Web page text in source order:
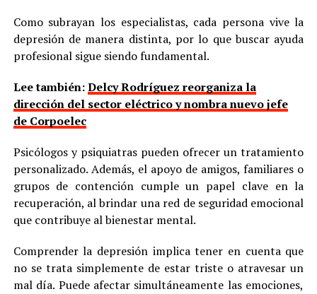
Como subrayan los especialistas, cada persona vive la
depresión de manera distinta, por lo que buscar ayuda
profesional sigue siendo fundamental.
Lee también:Delcy Rodríguez reorganiza la
dirección del sector eléctrico y nombra nuevo jefe
de Corpoelec
Psicólogos y psiquiatras pueden ofrecer un tratamiento
personalizado. Además, el apoyo de amigos, familiares o
grupos de contención cumple un papel clave en la
recuperación, al brindar una red de seguridad emocional
que contribuye al bienestar mental.
Comprender la depresión implica tener en cuenta que
no se trata simplemente de estar triste o atravesar un
mal día. Puede afectar simultáneamente las emociones,